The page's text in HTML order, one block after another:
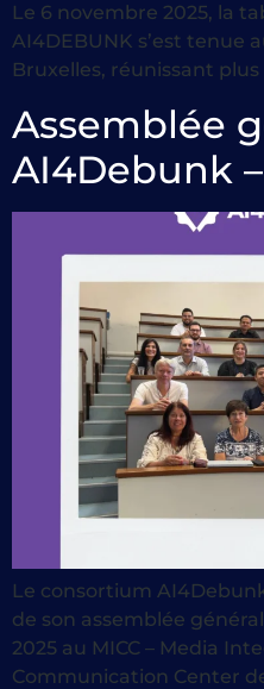
Le 6 novembre 2025, la
AI4DEBUNK s’est tenue
Bruxelles, réunissant
Assemblée
AI4Debunk
Le consortium
de son assemblée
2025 au MICC – Media
Communication Center